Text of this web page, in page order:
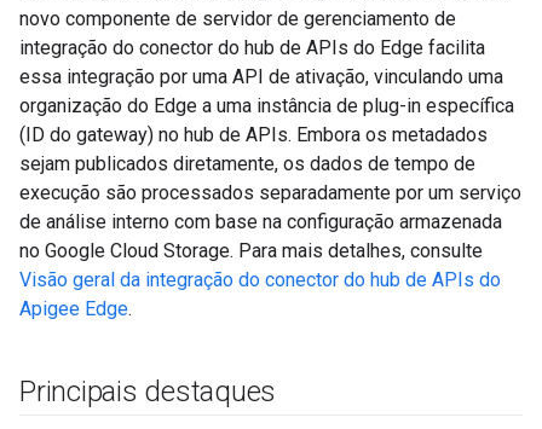
novo componente de servidor de gerenciamento de
integração do conector do hub de APIs do Edge facilita
essa integração por uma API de ativação, vinculando uma
organização do Edge a uma instância de plug-in específica
(ID do gateway) no hub de APIs. Embora os metadados
sejam publicados diretamente, os dados de tempo de
execução são processados separadamente por um serviço
de análise interno com base na configuração armazenada
no Google Cloud Storage. Para mais detalhes, consulte
Visão geral da integração do conector do hub de APIs do
Apigee Edge.
Principais destaques